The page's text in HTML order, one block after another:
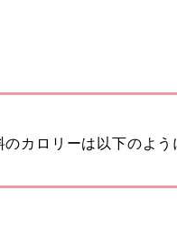
カロリーは以下のよう